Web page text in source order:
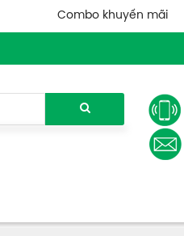
Combo khuyến mãi